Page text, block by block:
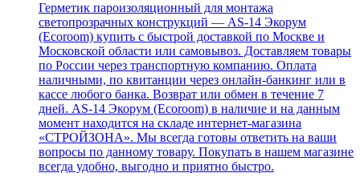
Герметик пароизоляционный для монтажа
светопрозрачных конструкций — AS-14 Экорум
(Ecoroom) купить с быстрой доставкой по Москве и
Московской области или самовывоз. Доставляем товары
по России через транспортную компанию. Оплата
наличными, по квитанции через онлайн-банкинг или в
кассе любого банка. Возврат или обмен в течение 7
дней. AS-14 Экорум (Ecoroom) в наличие и на данным
момент находится на складе интернет-магазина
«СТРОЙЗОНА». Мы всегда готовы ответить на ваши
вопросы по данному товару. Покупать в нашем магазине
всегда удобно, выгодно и приятно быстро.